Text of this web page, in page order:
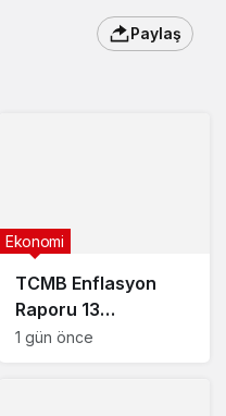
Paylaş
TCMB Enflasyon
Raporu 13
Ağustos’ta
Ekonomi
1 gün önce